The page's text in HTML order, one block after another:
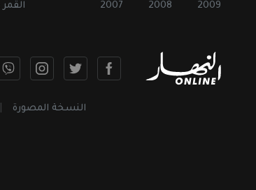
2009
2008
2007 القمر
النسخة المصورة